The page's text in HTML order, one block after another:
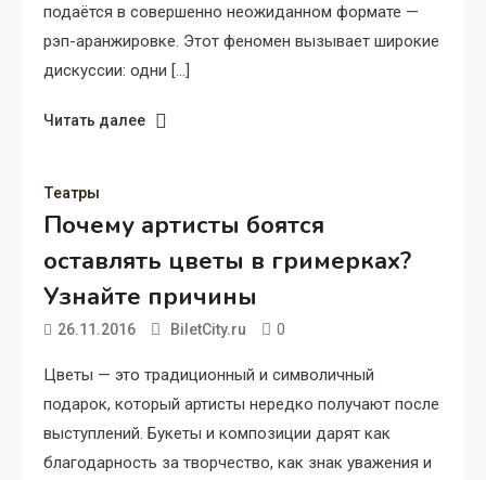
подаётся в совершенно неожиданном формате —
рэп-аранжировке. Этот феномен вызывает широкие
дискуссии: одни […]
Читать далее
Театры
Почему артисты боятся
оставлять цветы в гримерках?
Узнайте причины
26.11.2016 BiletCity.ru 0
Цветы — это традиционный и символичный
подарок, который артисты нередко получают после
выступлений. Букеты и композиции дарят как
благодарность за творчество, как знак уважения и